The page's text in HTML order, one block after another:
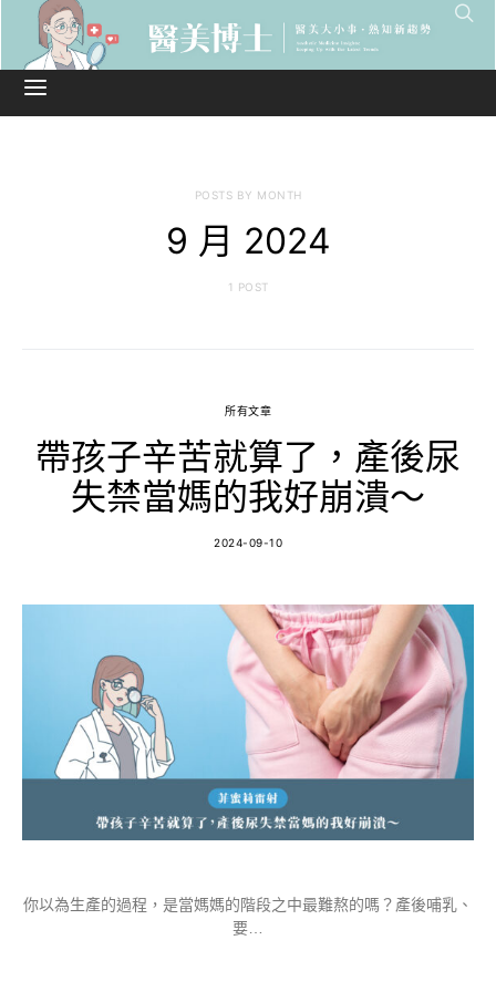
POSTS BY MONTH
9 月 2024
1 POST
所有文章
帶孩子辛苦就算了，產後尿
失禁當媽的我好崩潰～
2024-09-10
你以為生產的過程，是當媽媽的階段之中最難熬的嗎？產後哺乳、
要…